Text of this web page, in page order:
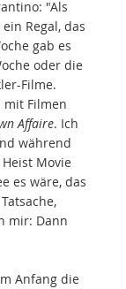
"Als
Regal, das
gab es
oder die
Filme.
mit Filmen
Affaire. Ich
während
Movie
es wäre, das
mir: Dann
Anfang die